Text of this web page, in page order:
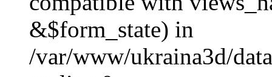
&$form_state) in
/var/www/ukraina3d/